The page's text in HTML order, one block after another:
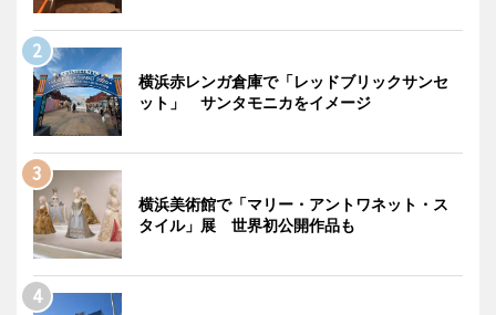
横浜赤レンガ倉庫で「レッドブリックサンセ
ット」 サンタモニカをイメージ
横浜美術館で「マリー・アントワネット・ス
タイル」展 世界初公開作品も